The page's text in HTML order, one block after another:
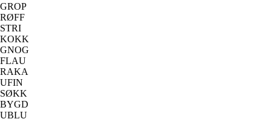
GROP
RØFF
STRI
KOKK
GNOG
FLAU
RAKA
UFIN
SØKK
BYGD
UBLU